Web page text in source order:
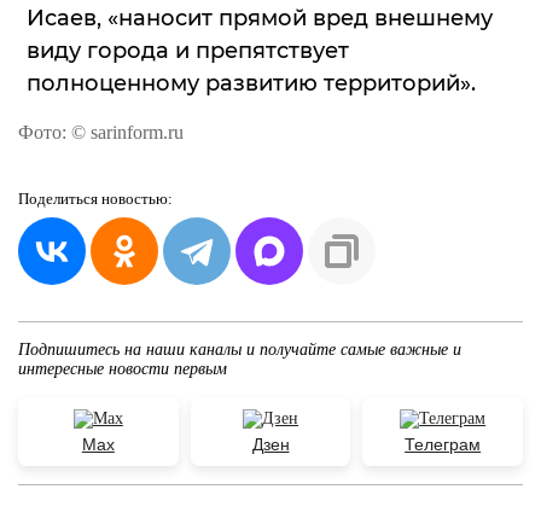
Исаев, «наносит прямой вред внешнему
виду города и препятствует
полноценному развитию территорий».
Фото: © sarinform.ru
Поделиться новостью:
Подпишитесь на наши каналы и получайте самые важные и
интересные новости первым
Max Дзен Телеграм